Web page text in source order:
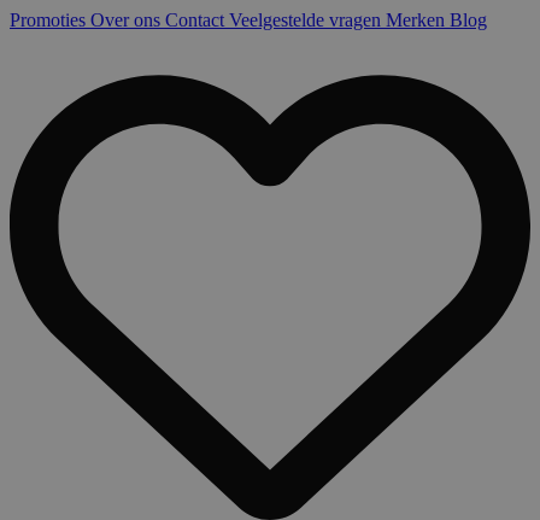
Promoties Over ons Contact Veelgestelde vragen Merken Blog